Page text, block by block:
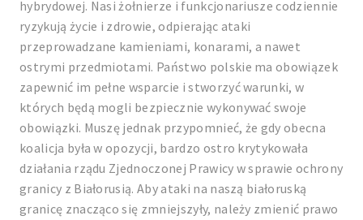
hybrydowej. Nasi żołnierze i funkcjonariusze codziennie
ryzykują życie i zdrowie, odpierając ataki
przeprowadzane kamieniami, konarami, a nawet
ostrymi przedmiotami. Państwo polskie ma obowiązek
zapewnić im pełne wsparcie i stworzyć warunki, w
których będą mogli bezpiecznie wykonywać swoje
obowiązki. Muszę jednak przypomnieć, że gdy obecna
koalicja była w opozycji, bardzo ostro krytykowała
działania rządu Zjednoczonej Prawicy w sprawie ochrony
granicy z Białorusią. Aby ataki na naszą białoruską
granicę znacząco się zmniejszyły, należy zmienić prawo